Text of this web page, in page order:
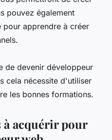
pouvez également
pour apprendre à créer
de devenir développeur
cela nécessite d'utiliser
les bonnes formations.
à acquérir pour